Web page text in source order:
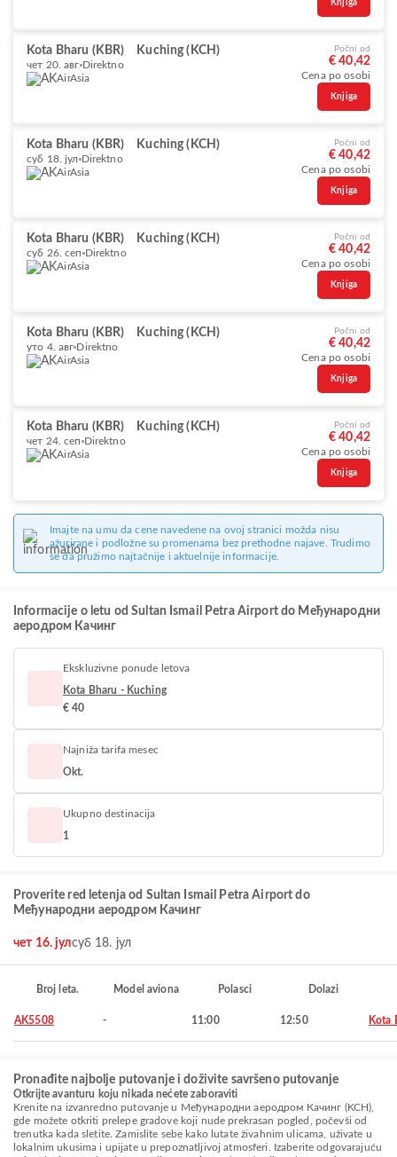
Knjiga
Kota Bharu (KBR) Kuching (KCH)
чет 20. авг Direktno
AirAsia
Počni od
€ 40,42
Cena po osobi
Knjiga
Kota Bharu (KBR) Kuching (KCH)
суб 18. јул Direktno
AirAsia
Počni od
€ 40,42
Cena po osobi
Knjiga
Kota Bharu (KBR) Kuching (KCH)
суб 26. сеп Direktno
AirAsia
Počni od
€ 40,42
Cena po osobi
Knjiga
Kota Bharu (KBR) Kuching (KCH)
уто 4. авг Direktno
AirAsia
Počni od
€ 40,42
Cena po osobi
Knjiga
Kota Bharu (KBR) Kuching (KCH)
чет 24. сеп Direktno
AirAsia
Počni od
€ 40,42
Cena po osobi
Knjiga
Imajte na umu da cene navedene na ovoj stranici možda nisu
ažurirane i podložne su promenama bez prethodne najave. Trudimo
se da pružimo najtačnije i aktuelnije informacije.
Informacije o letu od Sultan Ismail Petra Airport do Међународни
аеродром Качинг
Ekskluzivne ponude letova
Kota Bharu - Kuching
€ 40
Najniža tarifa mesec
Okt.
Ukupno destinacija
1
Proverite red letenja od Sultan Ismail Petra Airport do
Међународни аеродром Качинг
чет 16. јулсуб 18. јул
Broj leta. Model aviona Polasci Dolazi
AK5508 - 11:00 12:50 Kota
Pronađite najbolje putovanje i doživite savršeno putovanje
Otkrijte avanturu koju nikada nećete zaboraviti
Krenite na izvanredno putovanje u Међународни аеродром Качинг (KCH),
gde možete otkriti prelepe gradove koji nude prekrasan pogled, počevši od
trenutka kada sletite. Zamislite sebe kako lutate živahnim ulicama, uživate u
lokalnim ukusima i upijate u prepoznatljivoj atmosferi. Izaberite odgovarajuću